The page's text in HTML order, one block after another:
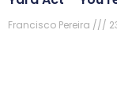
Francisco Pereira